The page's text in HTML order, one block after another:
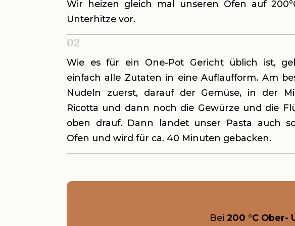
Wir heizen gleich mal unseren Ofen auf
Unterhitze vor.
02
Wie es für ein One-Pot Gericht üblich ist,
einfach alle Zutaten in eine Auflaufform. Am
Nudeln zuerst, darauf der Gemüse, in der
Ricotta und dann noch die Gewürze und die
oben drauf. Dann landet unser Pasta auch
Ofen und wird für ca. 40 Minuten gebacken.
Bei 200 °C Ober-